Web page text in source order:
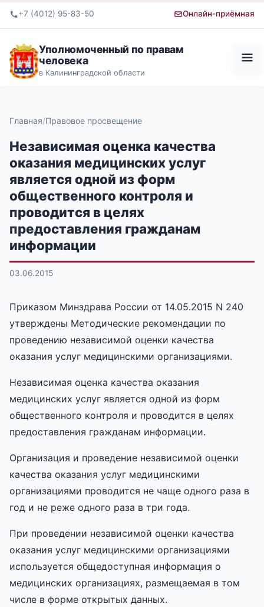
+7 (4012) 95-83-50 Онлайн-приёмная
Уполномоченный по правам
человека
в Калининградской области
Главная Правовое просвещение
Независимая оценка качества
оказания медицинских услуг
является одной из форм
общественного контроля и
проводится в целях
предоставления гражданам
информации
03.06.2015
Приказом Минздрава России от 14.05.2015 N 240
утверждены Методические рекомендации по
проведению независимой оценки качества
оказания услуг медицинскими организациями.
Независимая оценка качества оказания
медицинских услуг является одной из форм
общественного контроля и проводится в целях
предоставления гражданам информации.
Организация и проведение независимой оценки
качества оказания услуг медицинскими
организациями проводится не чаще одного раза в
год и не реже одного раза в три года.
При проведении независимой оценки качества
оказания услуг медицинскими организациями
используется общедоступная информация о
медицинских организациях, размещаемая в том
числе в форме открытых данных.